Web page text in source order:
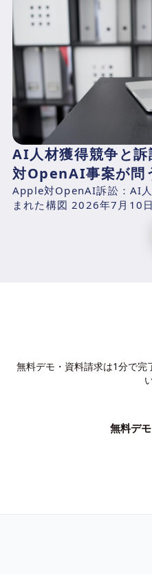
AI人材獲得競争と
対OpenAI事案が問
Apple対OpenAI訴訟：AI
まれた構図 2026年7月10
無料デモ・資料請求は1分で完
無料デ